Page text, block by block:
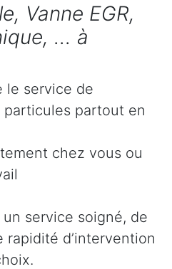
Vanne EGR,
... à
le service de
partout en
chez vous ou
service soigné, de
rapidité d’intervention